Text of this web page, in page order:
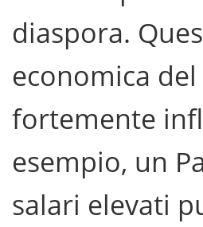
diaspora.
economica
fortemente
esempio, un
salari elevati